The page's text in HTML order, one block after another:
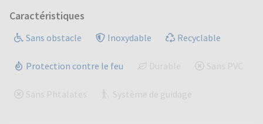
Caractéristiques
Sans obstacle Inoxydable Recyclable
Protection contre le feu Durable Sans PVC
Sans Phtalates Système de guidage